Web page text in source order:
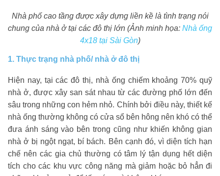
Nhà phố cao tầng được xây dựng liền kề là tình trạng nói
chung của nhà ở tại các đô thị lớn (Ảnh minh họa: Nhà ống
4x18 tại Sài Gòn)
1. Thực trạng nhà phố/ nhà ở đô thị
Hiện nay, tại các đô thị, nhà ống chiếm khoảng 70% quỹ
nhà ở, được xây san sát nhau từ các đường phố lớn đến
sâu trong những con hẻm nhỏ. Chính bởi điều này, thiết kế
nhà ống thường không có cửa sổ bên hông nên khó có thể
đưa ánh sáng vào bên trong cũng như khiến không gian
nhà ở bị ngột ngạt, bí bách. Bên cạnh đó, vì diện tích hạn
chế nên các gia chủ thường có tâm lý tận dụng hết diện
tích cho các khu vực công năng mà giảm hoặc bỏ hẳn đi